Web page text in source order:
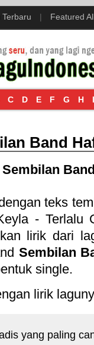
| Featured
C D E F G H I
Band
Sembilan Band
teks
- Terlalu
lirik dari
Sembilan
single.
lirik
yang paling